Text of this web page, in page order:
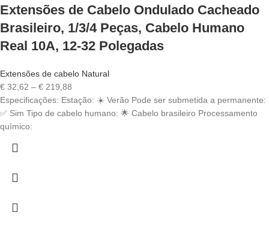
Extensões de Cabelo Ondulado Cacheado
Brasileiro, 1/3/4 Peças, Cabelo Humano
Real 10A, 12-32 Polegadas
Extensões de cabelo Natural
€ 32,62 – € 219,88
range:
€ 32,62
Especificações: Estação: ☀️ Verão Pode ser submetida a permanente:
✅ Sim Tipo de cabelo humano: 🌟 Cabelo brasileiro Processamento
químico: